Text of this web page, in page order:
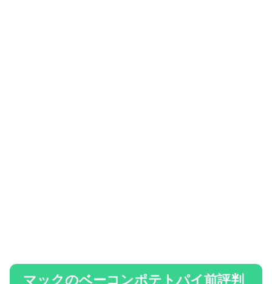
マックのベーコンポテトパイ前評判